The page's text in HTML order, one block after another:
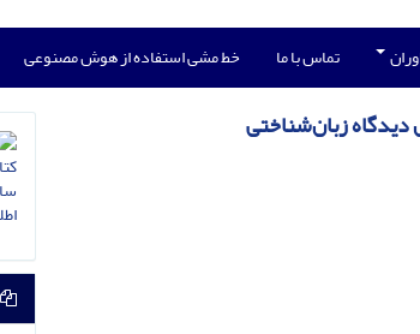
تماس با ما خط مشی استفاده از هوش مصنوعی
زبان‌شناختی